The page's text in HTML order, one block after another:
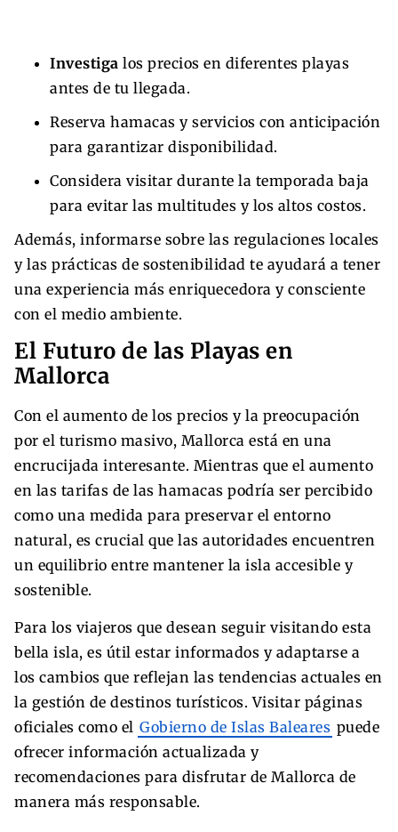
Investiga los precios en diferentes playas
antes de tu llegada.
Reserva hamacas y servicios con anticipación
para garantizar disponibilidad.
Considera visitar durante la temporada baja
para evitar las multitudes y los altos costos.
Además, informarse sobre las regulaciones locales
y las prácticas de sostenibilidad te ayudará a tener
una experiencia más enriquecedora y consciente
con el medio ambiente.
El Futuro de las Playas en
Mallorca
Con el aumento de los precios y la preocupación
por el turismo masivo, Mallorca está en una
encrucijada interesante. Mientras que el aumento
en las tarifas de las hamacas podría ser percibido
como una medida para preservar el entorno
natural, es crucial que las autoridades encuentren
un equilibrio entre mantener la isla accesible y
sostenible.
Para los viajeros que desean seguir visitando esta
bella isla, es útil estar informados y adaptarse a
los cambios que reflejan las tendencias actuales en
la gestión de destinos turísticos. Visitar páginas
oficiales como el Gobierno de Islas Baleares puede
ofrecer información actualizada y
recomendaciones para disfrutar de Mallorca de
manera más responsable.